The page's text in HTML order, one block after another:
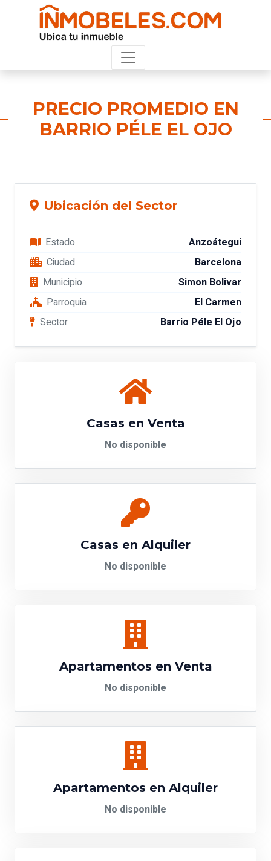
PRECIO PROMEDIO EN
BARRIO PÉLE EL OJO
Ubicación del Sector
Estado
Anzoátegui
Ciudad
Barcelona
Municipio
Simon Bolivar
Parroquia
El Carmen
Sector
Barrio Péle El Ojo
Casas en Venta
No disponible
Casas en Alquiler
No disponible
Apartamentos en Venta
No disponible
Apartamentos en Alquiler
No disponible